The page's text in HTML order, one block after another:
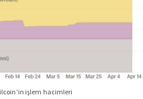
işlem hacimleri